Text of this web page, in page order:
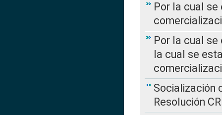
Por la cual
Por la cual se
la cual se
Socialización
Resolución